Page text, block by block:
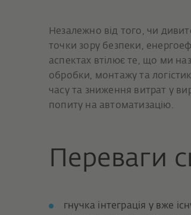
Незалежно від того, чи
точки зору безпеки,
аспектах втілює те, що ми
обробки, монтажу та
часу та зниження витрат у
попиту на автоматизацію.
Переваги
гнучка інтеграція у вже